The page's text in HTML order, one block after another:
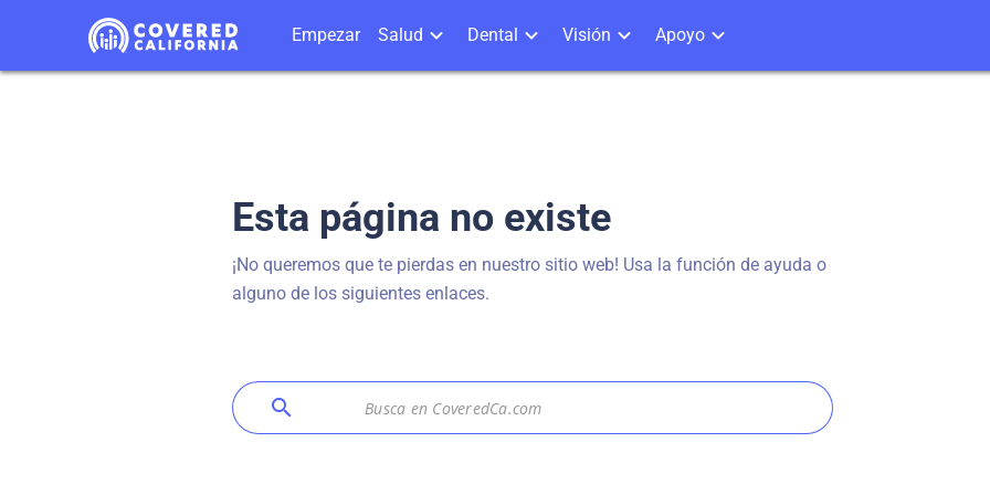
Empezar Salud Dental Visión Apoyo
Esta página no existe
¡No queremos que te pierdas en nuestro sitio web! Usa la función de ayuda o
alguno de los siguientes enlaces.
search